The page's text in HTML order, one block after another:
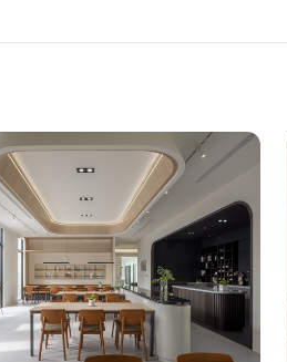
在此上網、閱讀。